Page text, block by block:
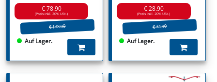
€ 78.90
(Preis inkl. 20% USt.)
€ 138.00
Auf Lager.
€ 28.90
(Preis inkl. 20% USt.)
€ 34.90
Auf Lager.